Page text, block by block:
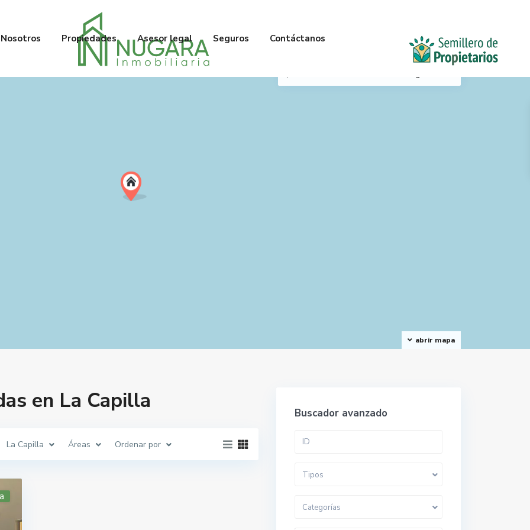
Nosotros Propiedades Asesor legal Seguros Contáctanos
abrir mapa
en La Capilla
La Capilla Áreas Ordenar por
Buscador avanzado
Tipos
Categorías